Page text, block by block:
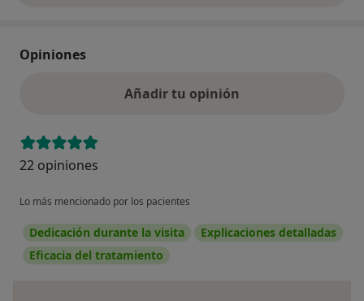
Opiniones
Añadir tu opinión
22 opiniones
Lo más mencionado por los pacientes
Dedicación durante la visita
Explicaciones detalladas
Eficacia del tratamiento